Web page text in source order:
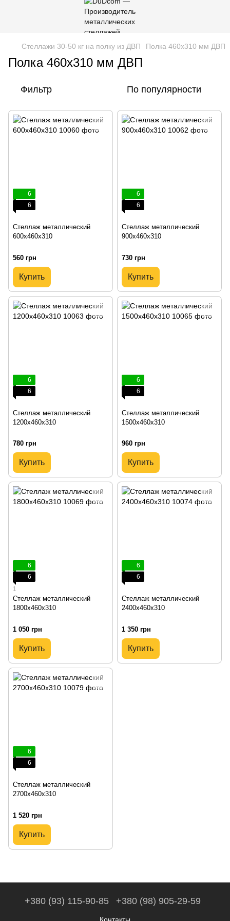
Стеллажи 30-50 кг на полку из ДВП Полка 460х310 мм ДВП
Полка 460х310 мм ДВП
Фильтр По популярности
6
6
Стеллаж металлический
600х460х310
560 грн
Купить
6
6
Стеллаж металлический
900х460х310
730 грн
Купить
6
6
Стеллаж металлический
1200х460х310
780 грн
Купить
6
6
Стеллаж металлический
1500х460х310
960 грн
Купить
6
6
1
Стеллаж металлический
1800х460х310
1 050 грн
Купить
6
6
Стеллаж металлический
2400х460х310
1 350 грн
Купить
6
6
Стеллаж металлический
2700х460х310
1 520 грн
Купить
+380 (93) 115-90-85 +380 (98) 905-29-59